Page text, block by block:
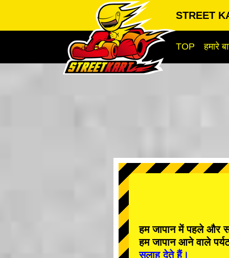
STREET
TOP हमारे
हम जापान मेंपहलेऔर
हम जापान आने वाले
सलाह देते हैं।